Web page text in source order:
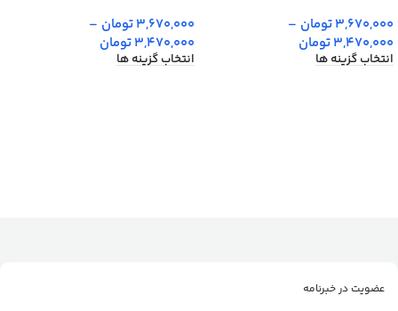
3,670,000تومان –
3,470,000تومان
انتخاب گزینه ها
3,670,000تومان –
3,470,000تومان
انتخاب گزینه ها
عضویت در خبرنامه